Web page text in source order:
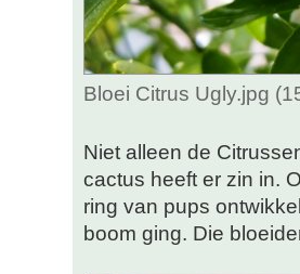
Bloei Citrus Ugly.jpg
Niet alleen de
cactus heeft er zin in.
ring van pups
boom ging. Die